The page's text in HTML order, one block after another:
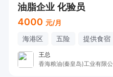
油脂企业 化验员
4000 元/月
海港区 五险 提供食宿
王总
香海粮油(秦皇岛)工业有限